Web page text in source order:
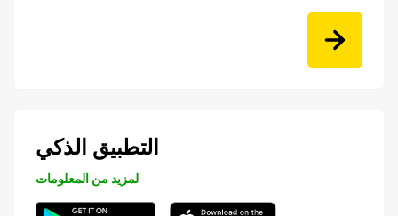
التطبيق الذكي
لمزيد من المعلومات